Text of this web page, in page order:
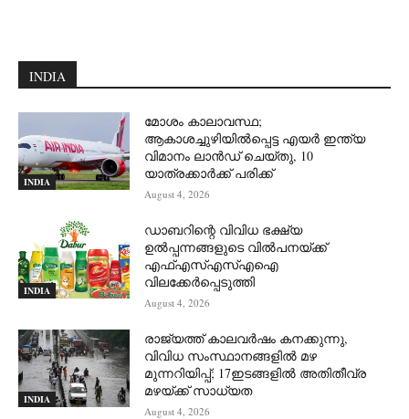
INDIA
INDIA
മോശം കാലാവസ്ഥ;
ആകാശച്ചുഴിയില്‍പ്പെട്ട എയര്‍ ഇന്ത്യ
വിമാനം ലാന്‍ഡ് ചെയ്തു, 10
യാത്രക്കാര്‍ക്ക് പരിക്ക്
August 4, 2026
INDIA
ഡാബറിന്റെ വിവിധ ഭക്ഷ്യ
ഉൽപ്പന്നങ്ങളുടെ വിൽപനയ്ക്ക്
എഫ്എസ്എസ്എഐ
വിലക്കേർപ്പെടുത്തി
August 4, 2026
INDIA
രാജ്യത്ത് കാലവർഷം കനക്കുന്നു,
വിവിധ സംസ്ഥാനങ്ങളിൽ മഴ
മുന്നറിയിപ്പ്; 17ഇടങ്ങളിൽ അതിതീവ്ര
മഴയ്ക്ക് സാധ്യത
August 4, 2026